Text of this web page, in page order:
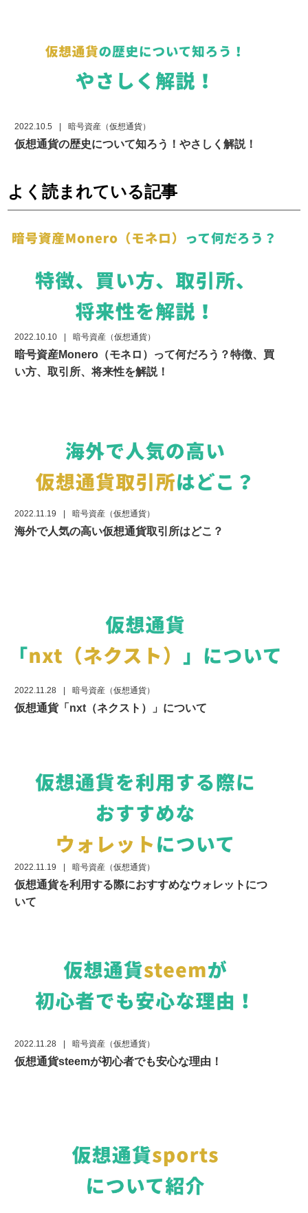
2022.10.5 暗号資産（仮想通貨）
仮想通貨の歴史について知ろう！やさしく解説！
よく読まれている記事
2022.10.10 暗号資産（仮想通貨）
暗号資産Monero（モネロ）って何だろう？特徴、買
い方、取引所、将来性を解説！
2022.11.19 暗号資産（仮想通貨）
海外で人気の高い仮想通貨取引所はどこ？
2022.11.28 暗号資産（仮想通貨）
仮想通貨「nxt（ネクスト）」について
2022.11.19 暗号資産（仮想通貨）
仮想通貨を利用する際におすすめなウォレットにつ
いて
2022.11.28 暗号資産（仮想通貨）
仮想通貨steemが初心者でも安心な理由！